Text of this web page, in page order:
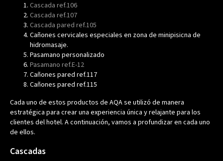
Cascada ref.106
Cascada ref.107
Cascada pared ref.105
Cañones cervicales especiales en zona de minipisicna de
hidromasaje.
Pasamano personalizado
Pasamano ref.E-12
Cañones pared ref.117
Cañones pared ref.115
Cada uno de estos productos de AQA se utilizó de manera
estratégica para crear una experiencia única y relajante para los
clientes del hotel. A continuación, vamos a profundizar en cada uno
de ellos.
Cascadas